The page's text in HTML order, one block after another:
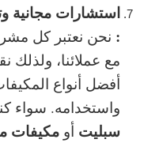
استشارات
: نحن نعتبر كل
مع عملائنا، ولذلك
أفضل أنواع
واستخدامه. سواء
سبليت أو مكيفات